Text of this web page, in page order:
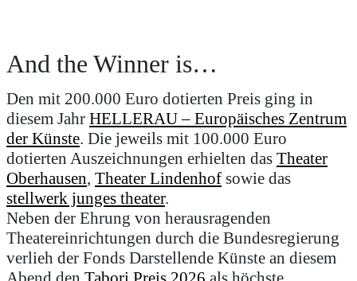
And the Winner is…
Den mit 200.000 Euro dotierten Preis ging in
diesem Jahr HELLERAU – Europäisches Zentrum
der Künste. Die jeweils mit 100.000 Euro
dotierten Auszeichnungen erhielten das Theater
Oberhausen, Theater Lindenhof sowie das
stellwerk junges theater.
Neben der Ehrung von herausragenden
Theatereinrichtungen durch die Bundesregierung
verlieh der Fonds Darstellende Künste an diesem